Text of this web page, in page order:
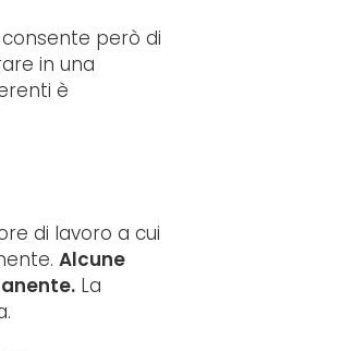
però di
in una
è
di lavoro a cui
Alcune
La